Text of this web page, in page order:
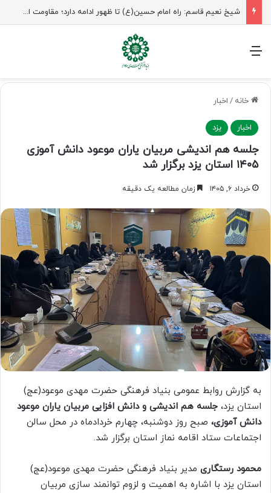
منو
خانه / اخبار
اخبار یزد
جلسه هم اندیشی مربیان یاران موعود دانش آموزی
۱۴۰۵ استان یزد برگزار شد
خرداد ۶, ۱۴۰۵ زمان مطالعه یک دقیقه
به گزارش روابط عمومی بنیاد فرهنگی حضرت مهدی موعود(عج)
استان یزد، جلسه هم اندیشی و دانش افزایی مربیان یاران موعود
دانش آموزی، صبح روز دوشنبه، چهارم خردادماه در محل سالن
اجتماعات ستاد اقامه نماز استان برگزار شد.
محمود رستگاری مدیر بنیاد فرهنگی حضرت مهدی موعود(عج)
استان یزد با اشاره به اهمیت و لزوم توانمند سازی مربیان